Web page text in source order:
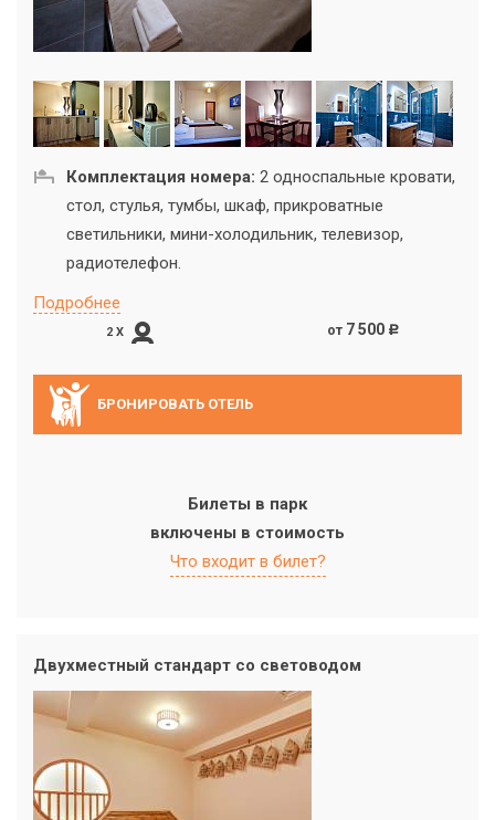
Комплектация номера: 2 односпальные кровати,
стол, стулья, тумбы, шкаф, прикроватные
светильники, мини-холодильник, телевизор,
радиотелефон.
Подробнее
2 X от7 500 c
БРОНИРОВАТЬ ОТЕЛЬ
Билеты в парк
включены в стоимость
Что входит в билет?
Двухместный стандарт со световодом